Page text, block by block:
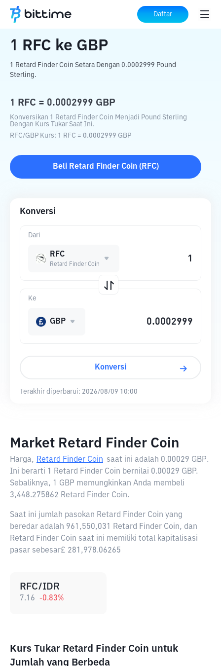
Daftar
Beranda Konverter Kripto ke GBP
1 RFC ke GBP
1 Retard Finder Coin Setara Dengan 0.0002999 Pound
Sterling.
1 RFC = 0.0002999 GBP
Konversikan 1 Retard Finder Coin Menjadi Pound Sterling
Dengan Kurs Tukar Saat Ini.
RFC/GBP Kurs: 1 RFC = 0.0002999 GBP
Beli Retard Finder Coin( RFC)
Konversi
Dari
RFC
Retard Finder Coin
Ke
GBP
Konversi
Terakhir diperbarui: 2026/08/09 10:00
Market Retard Finder Coin
Harga, Retard Finder Coin saat ini adalah 0.00029 GBP.
Ini berarti 1 Retard Finder Coin bernilai 0.00029 GBP.
Sebaliknya, 1 GBP memungkinkan Anda membeli
3,448.275862 Retard Finder Coin.
Saat ini jumlah pasokan Retard Finder Coin yang
beredar adalah 961,550,031 Retard Finder Coin, dan
Retard Finder Coin saat ini memiliki total kapitalisasi
pasar sebesar£ 281,978.06265
RFC/IDR
7.16 -0.83%
Kurs Tukar Retard Finder Coin untuk
Jumlah yang Berbeda